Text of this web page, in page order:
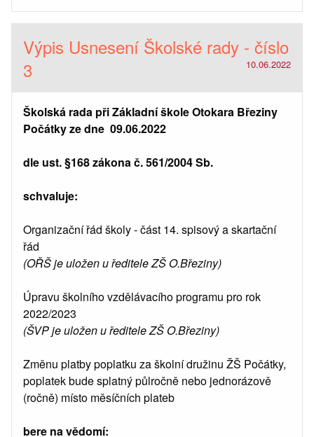
Výpis Usnesení Školské rady - číslo
3
10.06.2022
Školská rada při Základní škole Otokara Březiny
Počátky ze dne 09.06.2022
dle ust. §168 zákona č. 561/2004 Sb.
schvaluje:
Organizační řád školy - část 14. spisový a skartační
řád
(OŘŠ je uložen u ředitele ZŠ O.Březiny)
Úpravu školního vzdělávacího programu pro rok
2022/2023
(ŠVP je uložen u ředitele ZŠ O.Březiny)
Změnu platby poplatku za školní družinu ŽŠ Počátky,
poplatek bude splatný půlročně nebo jednorázově
(ročně) místo měsíčních plateb
bere na vědomí: